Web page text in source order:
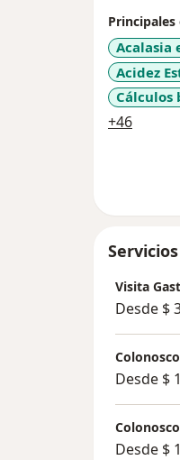
Acalasia
Acidez
Cálculos
+46
Visita
Desde $
Desde $ 1
Desde $ 1